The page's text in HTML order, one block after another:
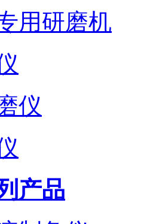
用研磨机
仪
产品